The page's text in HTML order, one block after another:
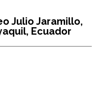
Julio Jaramillo,
Ecuador